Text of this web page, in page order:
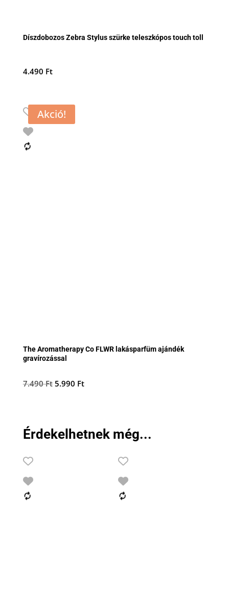
Díszdobozos Zebra Stylus szürke teleszkópos touch toll
4.490 Ft
Akció!
The Aromatherapy Co FLWR lakásparfüm ajándék
gravírozással
7.490Ft Original
5.990 FtCurrent
Érdekelhetnek még...